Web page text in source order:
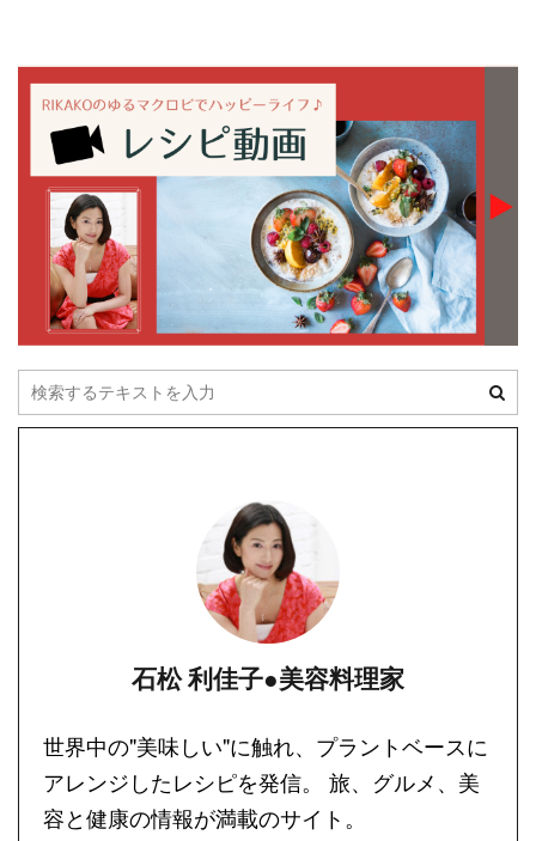
石松 利佳子●美容料理家
世界中の"美味しい"に触れ、プラントベースに
アレンジしたレシピを発信。 旅、グルメ、美
容と健康の情報が満載のサイト。